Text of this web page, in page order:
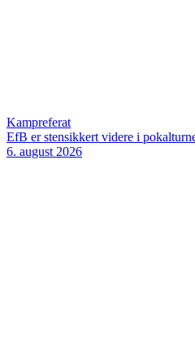
Kampreferat
EfB er stensikkert videre i
6. august 2026